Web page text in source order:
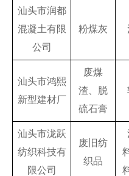
汕头市润都
混凝土有限
公司
粉煤灰
汕头市鸿熙
新型建材厂
废煤
渣、脱
硫石膏
汕头市泷跃
纺织科技有
限公司
废旧纺
织品